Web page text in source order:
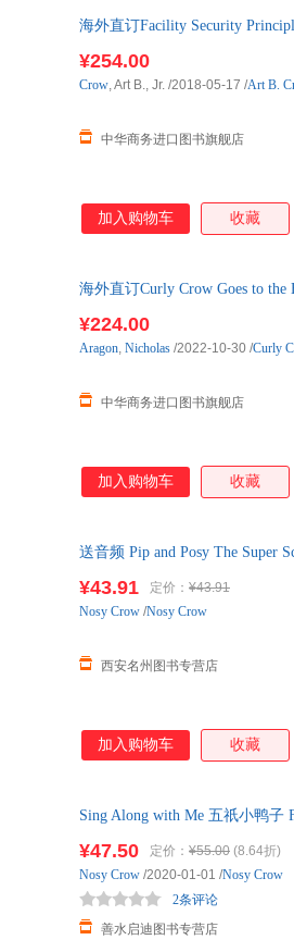
海外直订Facility Security
¥254.00
中华商务进口图书旗舰店
Crow, Art B., Jr. /2018-05-17 /Art B.
加入购物车 收藏
海外直订Curly Crow Goes to the
¥224.00
中华商务进口图书旗舰店
Aragon, Nicholas /2022-10-30 /Curly
加入购物车 收藏
送音频 Pip and Posy The Super
¥43.91 定价： ¥43.91
西安名州图书专营店
Nosy Crow /Nosy Crow
加入购物车 收藏
Sing Along with Me 五祇小鸭子
¥47.50 定价： ¥55.00 (8.64折)
善水启迪图书专营店
2条评论
Nosy Crow /2020-01-01 /Nosy Crow